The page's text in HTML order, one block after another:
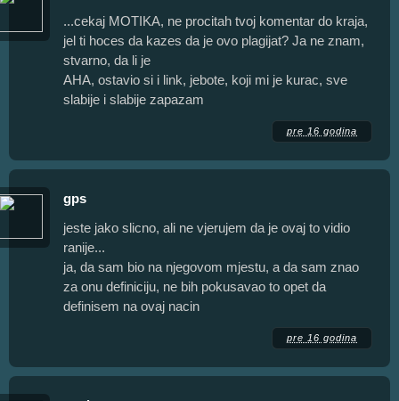
...cekaj MOTIKA, ne procitah tvoj komentar do kraja,
jel ti hoces da kazes da je ovo plagijat? Ja ne znam,
stvarno, da li je
AHA, ostavio si i link, jebote, koji mi je kurac, sve
slabije i slabije zapazam
pre 16 godina
gps
jeste jako slicno, ali ne vjerujem da je ovaj to vidio
ranije...
ja, da sam bio na njegovom mjestu, a da sam znao
za onu definiciju, ne bih pokusavao to opet da
definisem na ovaj nacin
pre 16 godina